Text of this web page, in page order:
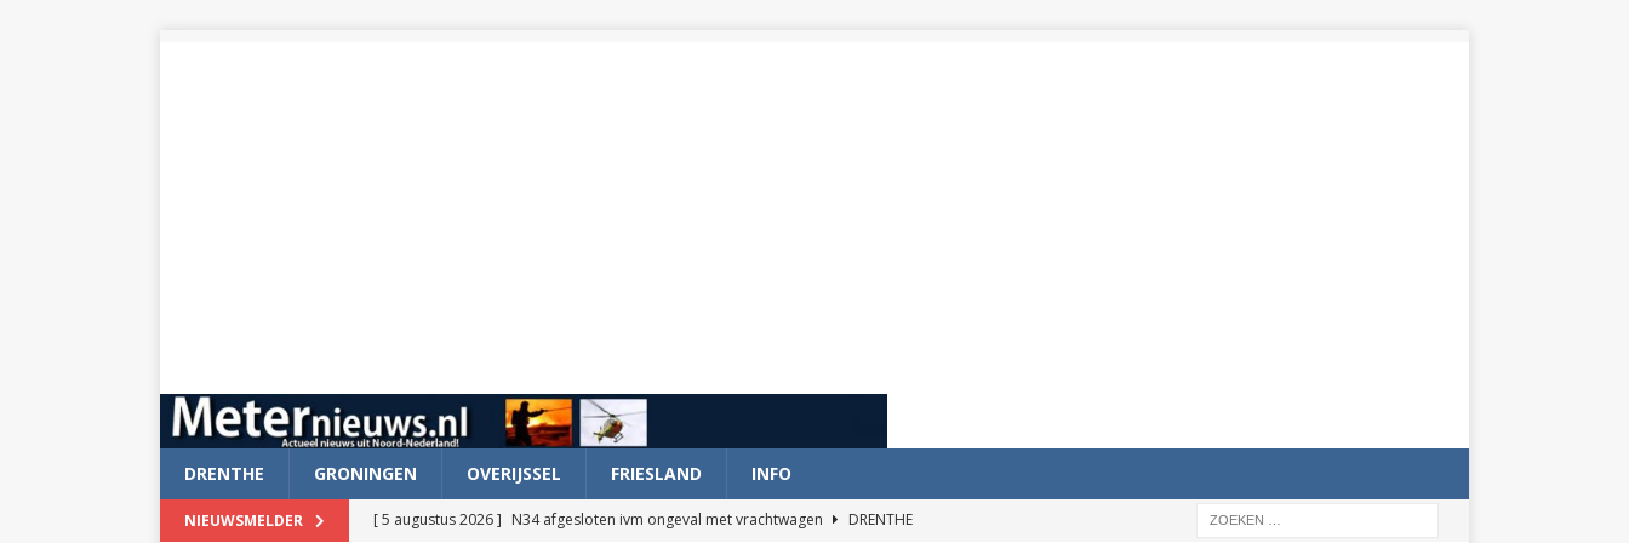
DRENTHE GRONINGEN OVERIJSSEL FRIESLAND INFO
NIEUWSMELDER [ 5 augustus 2026 ] N34 afgesloten ivm ongeval met vrachtwagen
DRENTHE